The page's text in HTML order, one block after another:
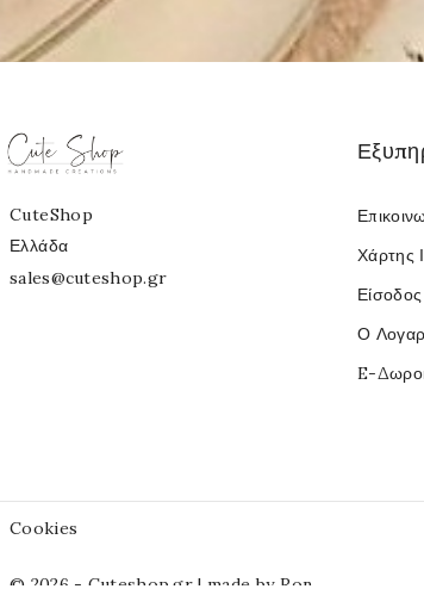
Χάρτης
Είσοδος
Ο
E-
CuteShop
Ελλάδα
sales@cuteshop.gr
Cookies
© 2026 - Cuteshop.gr | made by Ron